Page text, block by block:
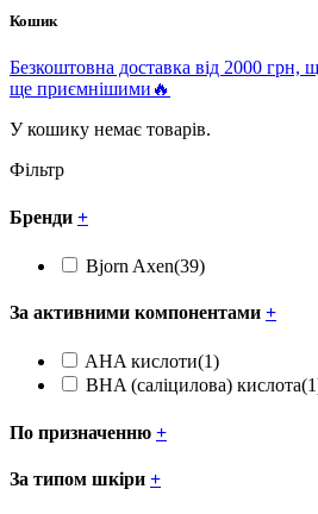
Кошик
Безкоштовна доставка від 2000 грн,
ще приємнішими🔥
У кошику немає товарів.
Фільтр
Бренди +
Bjorn Axen(39)
За активними компонентами +
AHA кислоти(1)
BHA (саліцилова) кислота
По призначенню +
За типом шкіри +